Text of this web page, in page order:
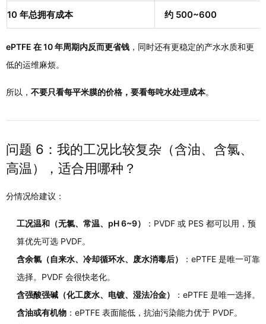
10 年总拥有成本 约 500~600
ePTFE 在 10 年周期内反而更省钱 ，同时还有更稳定的产水水质和更
低的运维麻烦。
所以， 不要只看每平米膜的价格，要看每吨水处理成本。
问题 6：我的工况比较复杂（含油、含氯、
高温），适合用哪种？
分情况给建议：
工况温和（无氯、常温、pH 6~9）
：PVDF 或 PES 都可以用，预
算优先可选 PVDF。
含余氯（自来水、冷却循环水、废水消毒后）
：ePTFE 是唯一可靠
选择。PVDF 会很快老化。
含强酸强碱（化工废水、电镀、湿法冶金）
：ePTFE 是唯一选择。
含油或有机物 ：ePTFE 表面能低，抗油污染能力优于 PVDF。